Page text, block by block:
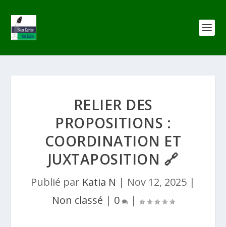
RELIER DES
PROPOSITIONS :
COORDINATION ET
JUXTAPOSITION 🔗
Publié par Katia N | Nov 12, 2025 |
Non classé | 0 |